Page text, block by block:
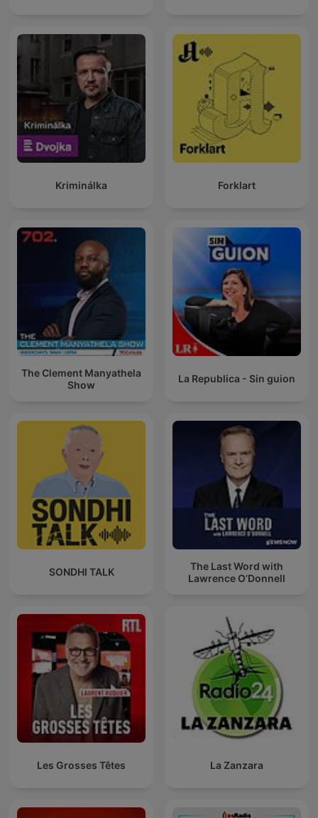
Kriminálka Forklart
The Clement Manyathela
Show
La Republica - Sin guion
SONDHI TALK
The Last Word with
Lawrence O’Donnell
Les Grosses Têtes La Zanzara